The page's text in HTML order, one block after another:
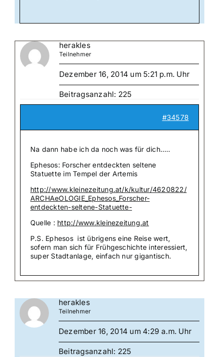
herakles
Teilnehmer
Dezember 16, 2014 um 5:21 p.m. Uhr
Beitragsanzahl: 225
#34578
Na dann habe ich da noch was für dich…..
Ephesos: Forscher entdeckten seltene
Statuette im Tempel der Artemis
http://www.kleinezeitung.at/k/kultur/4620822/
ARCHAeOLOGIE_Ephesos_Forscher-
entdeckten-seltene-Statuette-
Quelle : http://www.kleinezeitung.at
P.S. Ephesos ist übrigens eine Reise wert,
sofern man sich für Frühgeschichte interessiert,
super Stadtanlage, einfach nur gigantisch.
herakles
Teilnehmer
Dezember 16, 2014 um 4:29 a.m. Uhr
Beitragsanzahl: 225